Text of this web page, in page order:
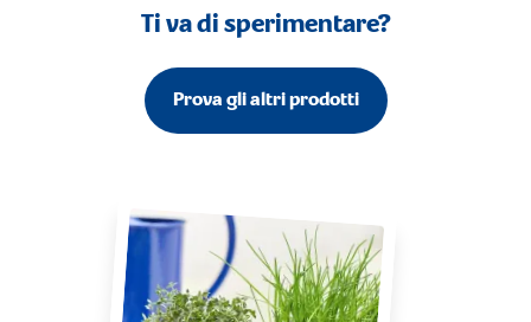
Ti va di sperimentare?
Prova gli altri prodotti